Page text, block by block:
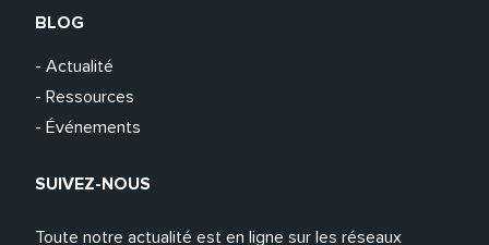
BLOG
- Actualité
- Ressources
- Événements
SUIVEZ-NOUS
Toute notre actualité est en ligne sur les réseaux